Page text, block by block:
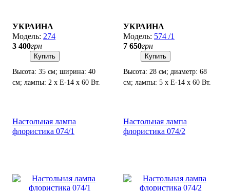
УКРАИНА
274
3 400грн
Купить
Высота: 35 см; ширина: 40
см; лампы: 2 х Е-14 х 60 Вт.
УКРАИНА
574 /1
7 650грн
Купить
Высота: 28 см; диаметр: 68
см; лампы: 5 х Е-14 х 60 Вт.
Настольная лампа
флористика 074/1
Настольная лампа
флористика 074/2